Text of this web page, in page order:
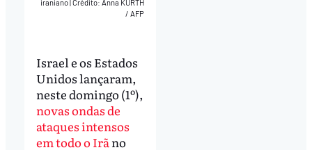
iraniano|Crédito: Anna KURTH
/ AFP
Israel e os Estados
Unidos lançaram,
neste domingo (1º),
novas ondas de
ataques intensos
em todo o Irãno